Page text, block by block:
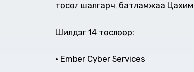
төсөл шалгарч, батламжаа
Шилдэг 14 төслөөр:
• Ember Cyber Services